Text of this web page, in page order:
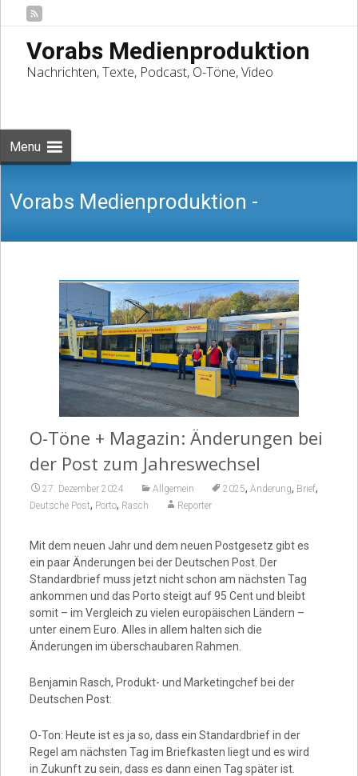
Vorabs Medienproduktion
Nachrichten, Texte, Podcast, O-Töne, Video
Menu
Vorabs Medienproduktion -
Nachrichten, Texte, Podcast, O-Töne,
Video
O-Töne + Magazin: Änderungen bei
der Post zum Jahreswechsel
27. Dezember 2024 Allgemein 2025, Änderung, Brief,
Deutsche Post, Porto, Rasch Reporter
Mit dem neuen Jahr und dem neuen Postgesetz gibt es
ein paar Änderungen bei der Deutschen Post. Der
Standardbrief muss jetzt nicht schon am nächsten Tag
ankommen und das Porto steigt auf 95 Cent und bleibt
somit – im Vergleich zu vielen europäischen Ländern –
unter einem Euro. Alles in allem halten sich die
Änderungen im überschaubaren Rahmen.
Benjamin Rasch, Produkt- und Marketingchef bei der
Deutschen Post:
O-Ton: Heute ist es ja so, dass ein Standardbrief in der
Regel am nächsten Tag im Briefkasten liegt und es wird
in Zukunft zu sein, dass es dann einen Tag später ist.